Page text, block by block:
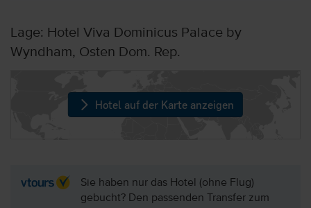
Lage: Hotel Viva Dominicus Palace by
Wyndham, Osten Dom. Rep.
Hotel auf der Karte anzeigen
Sie haben nur das Hotel (ohne Flug)
gebucht? Den passenden Transfer zum